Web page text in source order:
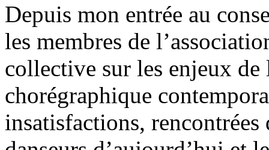
Depuis mon entrée au
les membres de
collective sur les enjeux
chorégraphique
insatisfactions,